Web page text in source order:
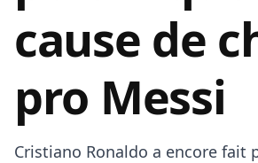
cause de
pro Messi
Cristiano Ronaldo a encore fait